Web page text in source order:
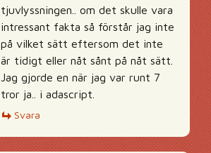
tjuvlyssningen.. om det skulle vara
intressant fakta så förstår jag inte
på vilket sätt eftersom det inte
är tidigt eller nåt sånt på nåt sätt.
Jag gjorde en när jag var runt 7
tror ja.. i adascript.
Svara